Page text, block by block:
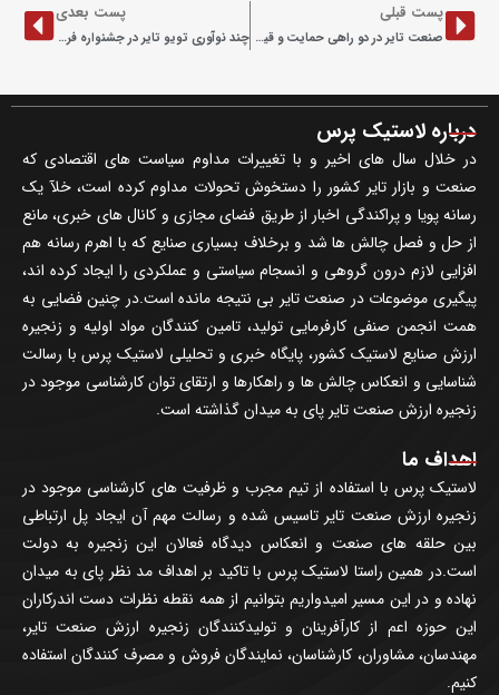
پست قبلی
صنعت تایر در دو راهی حمایت و قیمت‌گذاری
پست بعدی
چند نوآوری تویو تایر در جشنواره فروش جام جهانی ۲۰۲۶
درباره لاستیک پرس
در خلال سال های اخیر و با تغییرات مداوم سیاست های اقتصادی که
صنعت و بازار تایر کشور را دستخوش تحولات مداوم کرده است، خلآ یک
رسانه پویا و پراکندگی اخبار از طریق فضای مجازی و کانال های خبری، مانع
از حل و فصل چالش ها شد و برخلاف بسیاری صنایع که با اهرم رسانه هم
افزایی لازم درون گروهی و انسجام سیاستی و عملکردی را ایجاد کرده اند،
پیگیری موضوعات در صنعت تایر بی نتیجه مانده است.در چنین فضایی به
همت انجمن صنفی کارفرمایی تولید، تامین کنندگان مواد اولیه و زنجیره
ارزش صنایع لاستیک کشور، پایگاه خبری و تحلیلی لاستیک پرس با رسالت
شناسایی و انعکاس چالش ها و راهکارها و ارتقای توان کارشناسی موجود در
زنجیره ارزش صنعت تایر پای به میدان گذاشته است.
اهداف ما
لاستیک پرس با استفاده از تیم مجرب و ظرفیت های کارشناسی موجود در
زنجیره ارزش صنعت تایر تاسیس شده و رسالت مهم آن ایجاد پل ارتباطی
بین حلقه های صنعت و انعکاس دیدگاه فعالان این زنجیره به دولت
است.در همین راستا لاستیک پرس با تاکید بر اهداف مد نظر پای به میدان
نهاده و در این مسیر امیدواریم بتوانیم از همه نقطه نظرات دست اندرکاران
این حوزه اعم از کارآفرینان و تولیدکنندگان زنجیره ارزش صنعت تایر،
مهندسان، مشاوران، کارشناسان، نمایندگان فروش و مصرف کنندگان استفاده
کنیم.